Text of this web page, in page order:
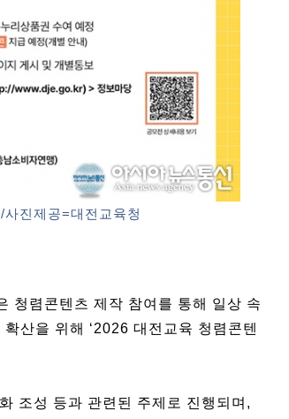
사진제공=대전교육청
청렴콘텐츠 제작 참여를 통해 일상 속
산을 위해 ‘2026 대전교육 청렴콘텐
조성 등과 관련된 주제로 진행되며,